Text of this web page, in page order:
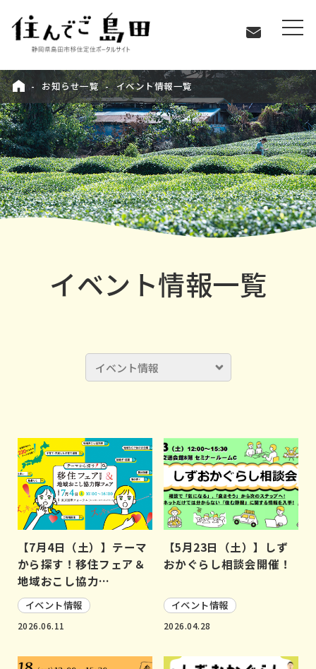
お知らせ一覧 イベント情報一覧
イベント情報一覧
【7月4日（土）】テーマ
から探す！移住フェア＆
地域おこし協力…
イベント情報
2026.06.11
【5月23日（土）】しず
おかぐらし相談会開催！
イベント情報
2026.04.28